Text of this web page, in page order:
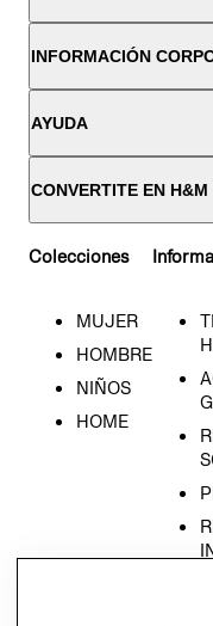
INFORMACIÓN
AYUDA
CONVERTITE EN
Colecciones
MUJER
HOMBRE
NIÑOS
HOME